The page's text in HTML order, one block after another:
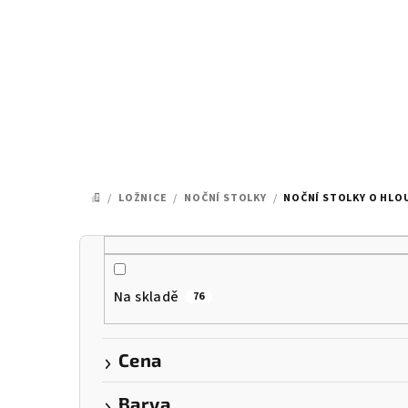
DOMŮ
/ LOŽNICE / NOČNÍ STOLKY / NOČNÍ STOLKY O
P
Na skladě 76
Cena
Barva